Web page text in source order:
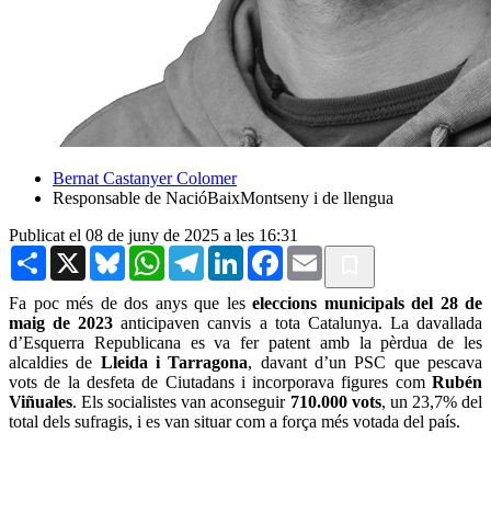
Bernat Castanyer Colomer
Responsable de NacióBaixMontseny i de llengua
Publicat el 08 de juny de 2025 a les 16:31
Share X BlueskyWhatsAppTelegramLinkedInFacebook
Email
Fa poc més de dos anys que les eleccions municipals del 28 de
maig de 2023anticipaven canvis a tota Catalunya. La davallada
d’Esquerra Republicana es va fer patent amb la pèrdua de les
alcaldies de Lleida i Tarragona, davant d’un PSC que pescava
vots de la desfeta de Ciutadans i incorporava figures com Rubén
Viñuales. Els socialistes van aconseguir 710.000 vots, un 23,7% del
total dels sufragis, i es van situar com a força més votada del país.